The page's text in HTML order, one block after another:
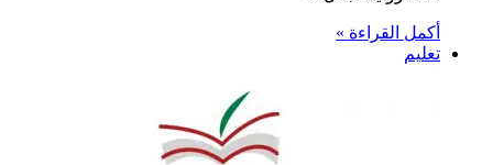
أكمل القراءة »
تعليم